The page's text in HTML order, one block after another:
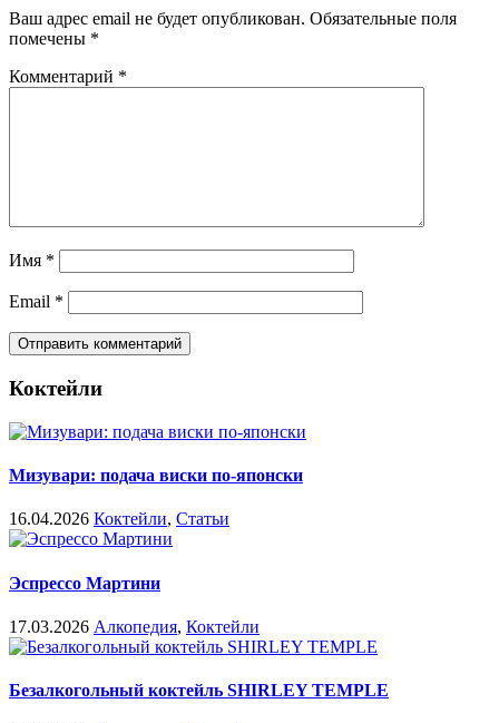
Ваш адрес email не будет опубликован. Обязательные поля
помечены *
Комментарий *
Имя *
Email *
Коктейли
Мизувари: подача виски по-японски
16.04.2026 Коктейли, Статьи
Эспрессо Мартини
17.03.2026 Алкопедия, Коктейли
Безалкогольный коктейль SHIRLEY TEMPLE